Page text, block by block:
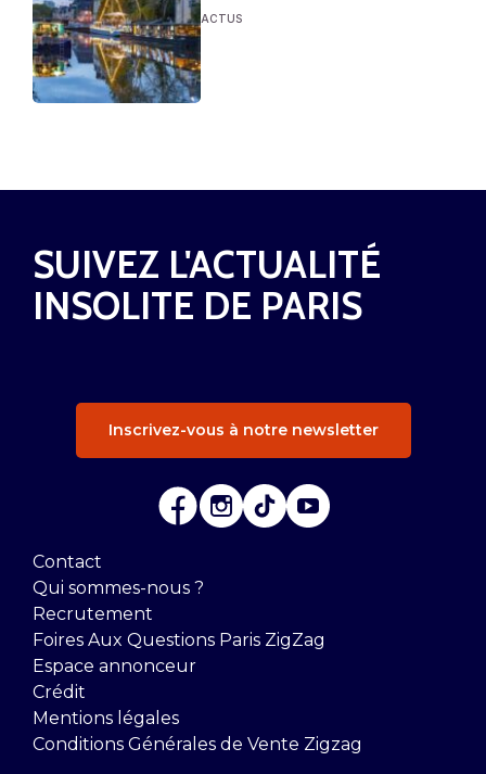
ACTUS
SUIVEZ L'ACTUALITÉ
INSOLITE DE PARIS
Inscrivez-vous à notre newsletter
Contact
Qui sommes-nous ?
Recrutement
Foires Aux Questions Paris ZigZag
Espace annonceur
Crédit
Mentions légales
Conditions Générales de Vente Zigzag